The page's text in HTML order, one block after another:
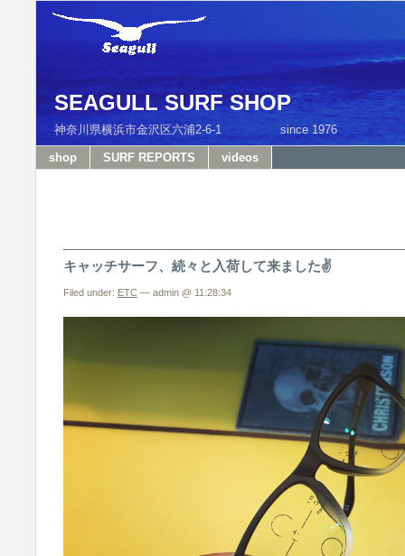
SEAGULL SURF SHOP
神奈川県横浜市金沢区六浦2-6-1 since
shop SURF REPORTS videos
キャッチサーフ、続々と入荷して来ました✌️
Filed under: ETC — admin @ 11:28:34